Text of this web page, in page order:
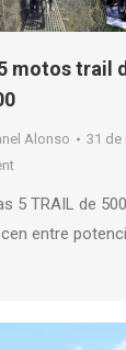
motos trail
Alonso
31 de
5 TRAIL de
entre